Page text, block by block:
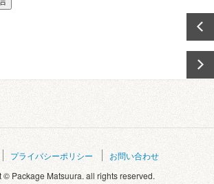
プライバシーポリシー
お問い合わせ
© Package Matsuura. all rights reserved.